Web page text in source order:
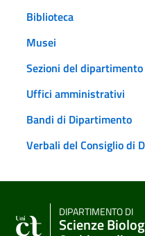
Biblioteca
Musei
Sezioni del dipartimento
Uffici amministrativi
Bandi di Dipartimento
Verbali del Consiglio di
DIPARTIMENTO DI
Scienze